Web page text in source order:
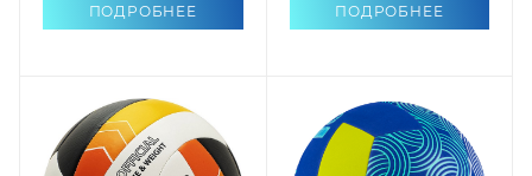
ПОДРОБНЕЕ ПОДРОБНЕЕ